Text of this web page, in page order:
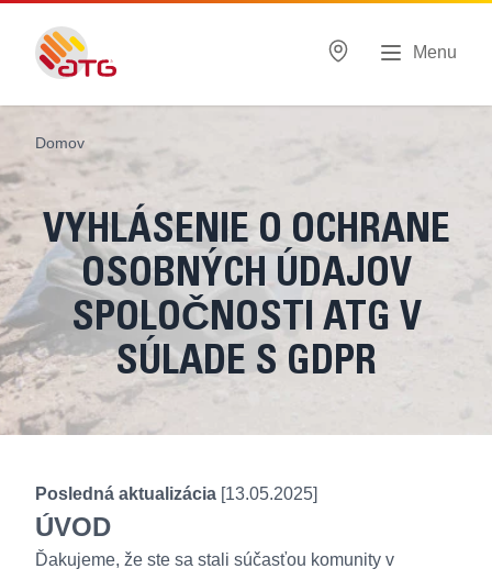
Menu
Domov
VYHLÁSENIE O OCHRANE
OSOBNÝCH ÚDAJOV
SPOLOČNOSTI ATG V
SÚLADE S GDPR
Posledná aktualizácia [13.05.2025]
ÚVOD
Ďakujeme, že ste sa stali súčasťou komunity v